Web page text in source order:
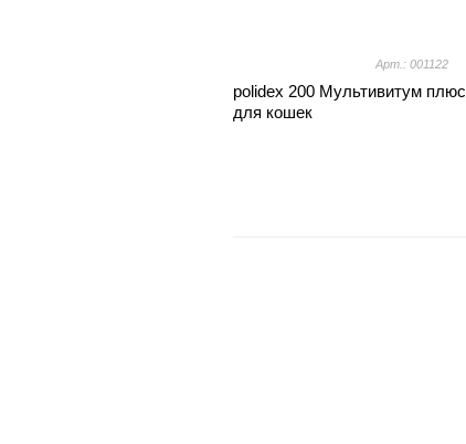
Арт.: 001122
polidex 200 Мультивитум плюс
для кошек